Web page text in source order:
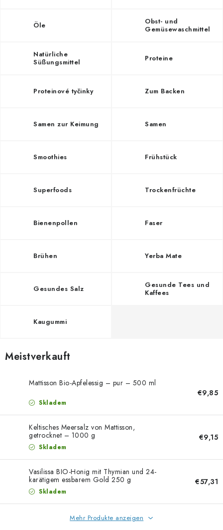
Natural Health Store
Glossar der Fachbegriffe
Öle
Obst- und
Gemüsewaschmittel
Natürliche
Süßungsmittel
Proteine
Proteinové tyčinky Zum Backen
Samen zur Keimung Samen
Smoothies Frühstück
Superfoods Trockenfrüchte
Bienenpollen Faser
Brühen Yerba Mate
Gesundes Salz
Gesunde Tees und
Kaffees
Kaugummi
Meistverkauft
Mattisson Bio-Apfelessig – pur – 500 ml
Skladem
€9,85
Keltisches Meersalz von Mattisson,
getrocknet – 1000 g
Skladem
€9,15
Vasilissa BIO-Honig mit Thymian und 24-
karätigem essbarem Gold 250 g
Skladem
€57,31
Mehr Produkte anzeigen